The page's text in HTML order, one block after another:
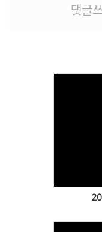
댓글